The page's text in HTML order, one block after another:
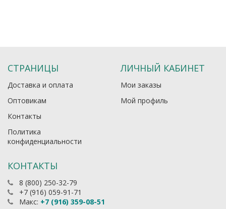
СТРАНИЦЫ
Доставка и оплата
Оптовикам
Контакты
Политика
конфиденциальности
ЛИЧНЫЙ КАБИНЕТ
Мои заказы
Мой профиль
КОНТАКТЫ
8 (800) 250-32-79
+7 (916) 059-91-71
Макс: +7 (916) 359-08-51